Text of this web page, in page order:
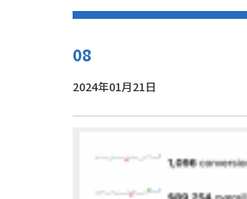
08
2024年01月21日